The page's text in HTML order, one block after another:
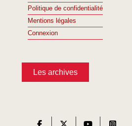
Politique de confidentialité
Mentions légales
Connexion
Les archives